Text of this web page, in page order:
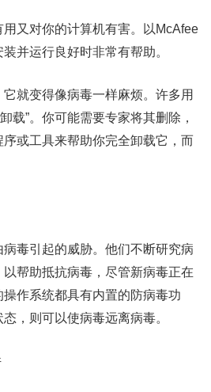
又对你的计算机有害。以McAfee
并运行良好时非常有帮助。
就变得像病毒一样麻烦。许多用
载”。你可能需要专家将其删除，
或工具来帮助你完全卸载它，而
毒引起的威胁。他们不断研究病
帮助抵抗病毒，尽管新病毒正在
作系统都具有内置的防病毒功
，则可以使病毒远离病毒。